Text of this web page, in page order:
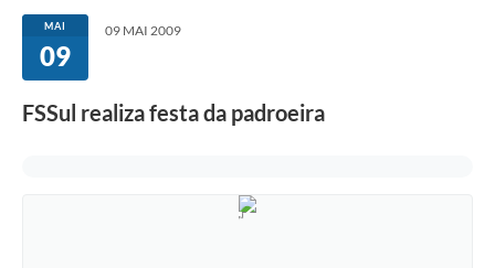
MAI
09
09 MAI 2009
FSSul realiza festa da padroeira